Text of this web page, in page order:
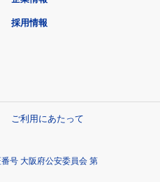
採用情報
ご利用にあたって
号 大阪府公安委員会 第